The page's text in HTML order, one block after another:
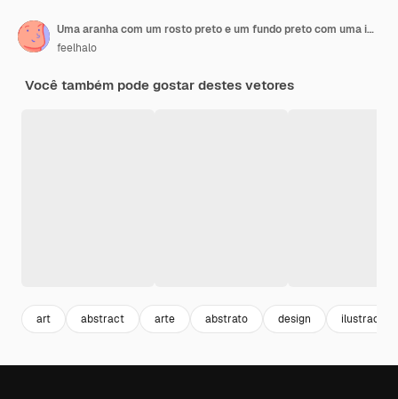
Uma aranha com um rosto preto e um fundo preto com uma imagem de uma aranha
feelhalo
Você também pode gostar destes vetores
art abstract arte abstrato design ilustracao